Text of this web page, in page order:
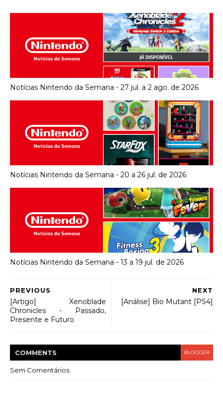
Notícias Nintendo da Semana - 27 jul. a 2 ago. de 2026
Notícias Nintendo da Semana - 20 a 26 jul. de 2026
Notícias Nintendo da Semana - 13 a 19 jul. de 2026
NEXT
[Análise] Bio Mutant [PS4]
PREVIOUS
[Artigo] Xenoblade
Chronicles - Passado,
Presente e Futuro
COMMENTS BLOGGER
Sem Comentários: